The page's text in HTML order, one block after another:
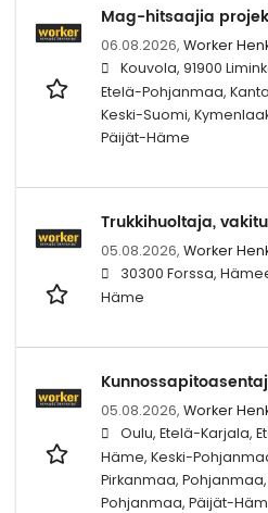
Mag-hitsaajia
06.08.2026, Worker
Kouvola, 91900
Etelä-Pohjanmaa,
Keski-Suomi,
Päijät-Häme
Trukkihuoltaja,
05.08.2026, Worker
30300 Forssa,
Häme
05.08.2026, Worker
Oulu, Etelä-Karjala,
Häme, Keski-
Pirkanmaa,
Pohjanmaa, Päijät-